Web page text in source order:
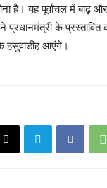
है। यह पूर्वांचल में बाढ़
प्रधानमंत्री के प्रस्तावित
हसुवाडीह आएंगे।